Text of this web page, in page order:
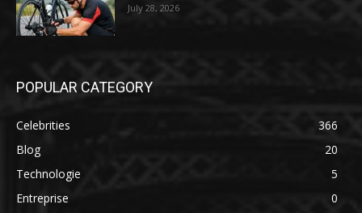
July 28, 2026
POPULAR CATEGORY
Celebrities
366
Blog
20
Technologie
5
Entreprise
0